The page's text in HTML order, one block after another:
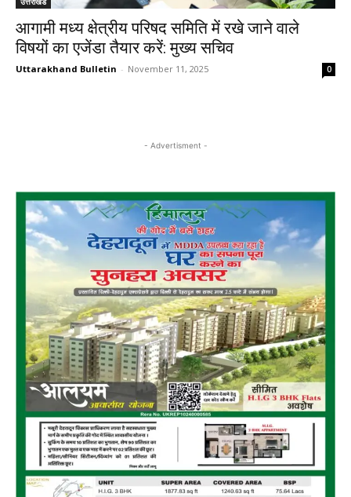
आगामी मध्य क्षेत्रीय परिषद समिति में रखे जाने वाले
विषयों का एजेंडा तैयार करें: मुख्य सचिव
Uttarakhand Bulletin - November 11, 2025 0
- Advertisment -